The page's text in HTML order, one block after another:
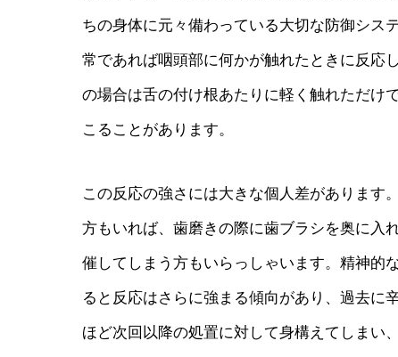
ちの身体に元々備わっている大切な防御シス
常であれば咽頭部に何かが触れたときに反応
の場合は舌の付け根あたりに軽く触れただけ
こることがあります。
この反応の強さには大きな個人差があります
方もいれば、歯磨きの際に歯ブラシを奥に入
催してしまう方もいらっしゃいます。精神的
ると反応はさらに強まる傾向があり、過去に
ほど次回以降の処置に対して身構えてしまい